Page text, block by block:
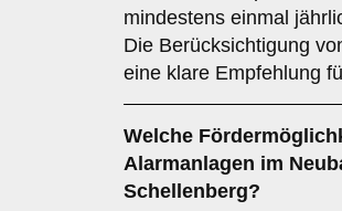
mindestens einmal
Die Berücksichtigung
eine klare Empfehlung
Welche
Alarmanlagen im
Schellenberg?